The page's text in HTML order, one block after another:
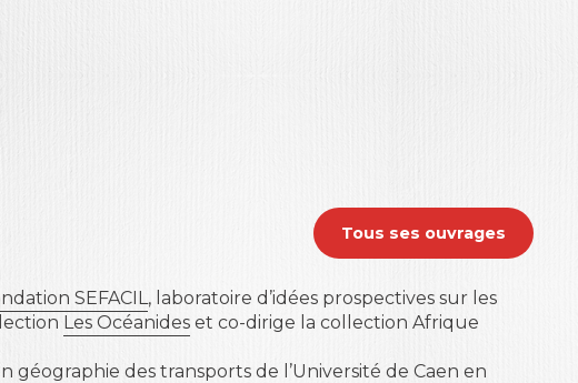
Tous ses ouvrages
SEFACIL , laboratoire d’idées prospectives sur les
Les Océanides et co-dirige la collection Afrique
géographie des transports de l’Université de Caen en